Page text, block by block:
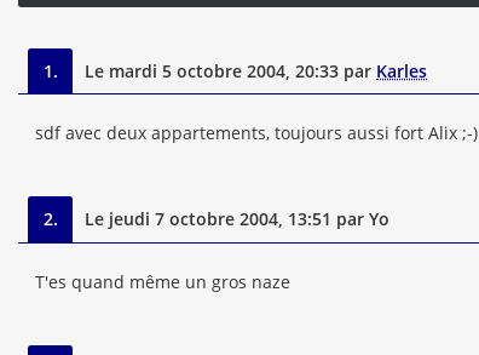
1. Le mardi 5 octobre 2004, 20:33 par Karles
sdf avec deux appartements, toujours aussi fort Alix ;-)
2. Le jeudi 7 octobre 2004, 13:51 par Yo
T'es quand même un gros naze